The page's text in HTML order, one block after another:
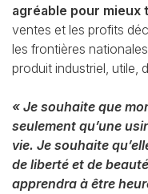
agréable pour mieux
ventes et les profits
les frontières
produit industriel, utile,
« Je souhaite que
seulement qu’une
vie. Je souhaite
de liberté et de
apprendra à être